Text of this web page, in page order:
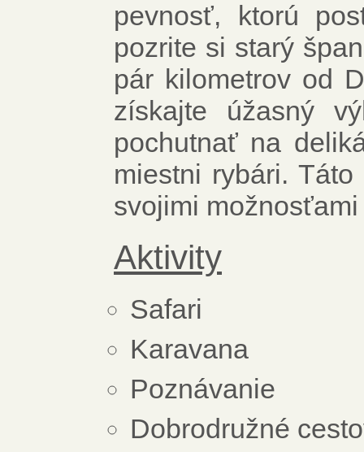
pevnosť, ktorú
pozrite si starý
pár kilometrov od
získajte úžasný
pochutnať na
miestni rybári.
svojimi
Aktivity
Safari
Karavana
Poznávanie
Dobrodružné